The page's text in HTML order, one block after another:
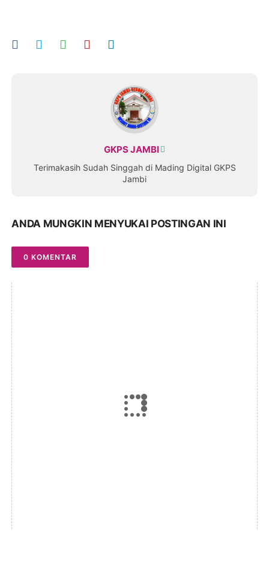
GKPS JAMBI
Terimakasih Sudah Singgah di Mading Digital GKPS
Jambi
ANDA MUNGKIN MENYUKAI POSTINGAN INI
0 KOMENTAR